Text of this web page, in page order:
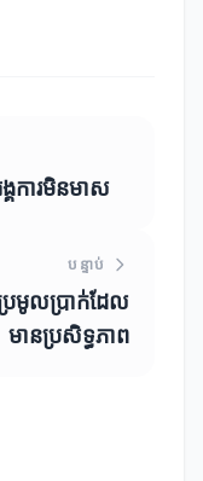
គការមិនមាស
បន្ទាប់
រមូលប្រាក់ដែល
មានប្រសិទ្ធភាព